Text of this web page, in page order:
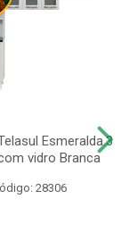
Esmeralda.3
vidro Branca
28306